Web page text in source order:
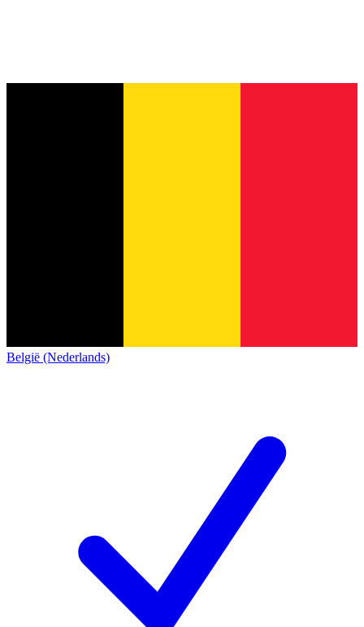
België (Nederlands)